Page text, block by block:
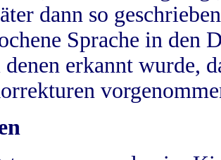
dann so
Sprache in
erkannt wurde,